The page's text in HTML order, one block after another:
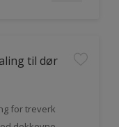
til dør
for treverk